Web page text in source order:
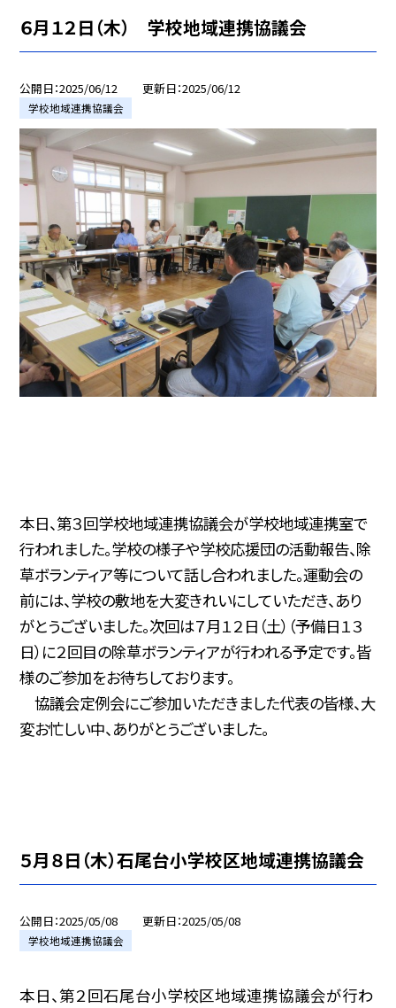
６月１２日（木） 学校地域連携協議会
公開日 2025/06/12 更新日 2025/06/12
学校地域連携協議会
本日、第３回学校地域連携協議会が学校地域連携室で
行われました。学校の様子や学校応援団の活動報告、除
草ボランティア等について話し合われました。運動会の
前には、学校の敷地を大変きれいにしていただき、あり
がとうございました。次回は７月１２日（土）（予備日１３
日）に２回目の除草ボランティアが行われる予定です。皆
様のご参加をお待ちしております。
協議会定例会にご参加いただきました代表の皆様、大
変お忙しい中、ありがとうございました。
５月８日（木）石尾台小学校区地域連携協議会
公開日 2025/05/08 更新日 2025/05/08
学校地域連携協議会
本日、第２回石尾台小学校区地域連携協議会が行わ